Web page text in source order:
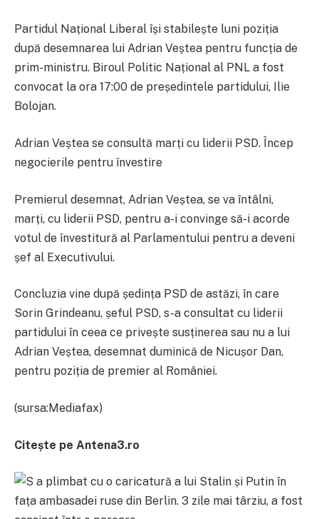
Partidul Național Liberal își stabilește luni poziția
după desemnarea lui Adrian Veștea pentru funcția de
prim-ministru. Biroul Politic Național al PNL a fost
convocat la ora 17:00 de președintele partidului, Ilie
Bolojan.
Adrian Veștea se consultă marți cu liderii PSD. Încep
negocierile pentru învestire
Premierul desemnat, Adrian Veștea, se va întâlni,
marți, cu liderii PSD, pentru a-i convinge să-i acorde
votul de învestitură al Parlamentului pentru a deveni
șef al Executivului.
Concluzia vine după ședința PSD de astăzi, în care
Sorin Grindeanu, șeful PSD, s-a consultat cu liderii
partidului în ceea ce privește susținerea sau nu a lui
Adrian Veștea, desemnat duminică de Nicușor Dan,
pentru poziția de premier al României.
(sursa:Mediafax)
Citește pe Antena3.ro